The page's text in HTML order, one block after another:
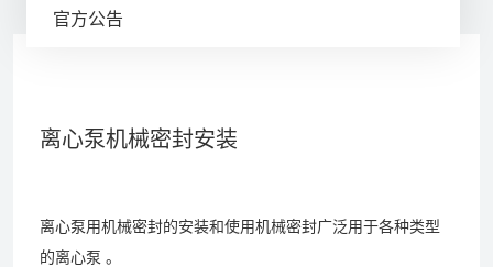
+86-21-56386999
官方公告
离心泵机械密封安装
离心泵用机械密封的安装和使用机械密封广泛用于各种类型
的离心泵 。